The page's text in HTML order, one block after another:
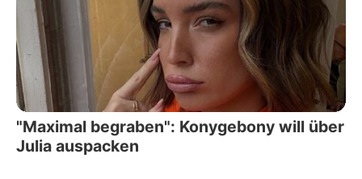
"Maximal begraben": Konygebony will über
Julia auspacken